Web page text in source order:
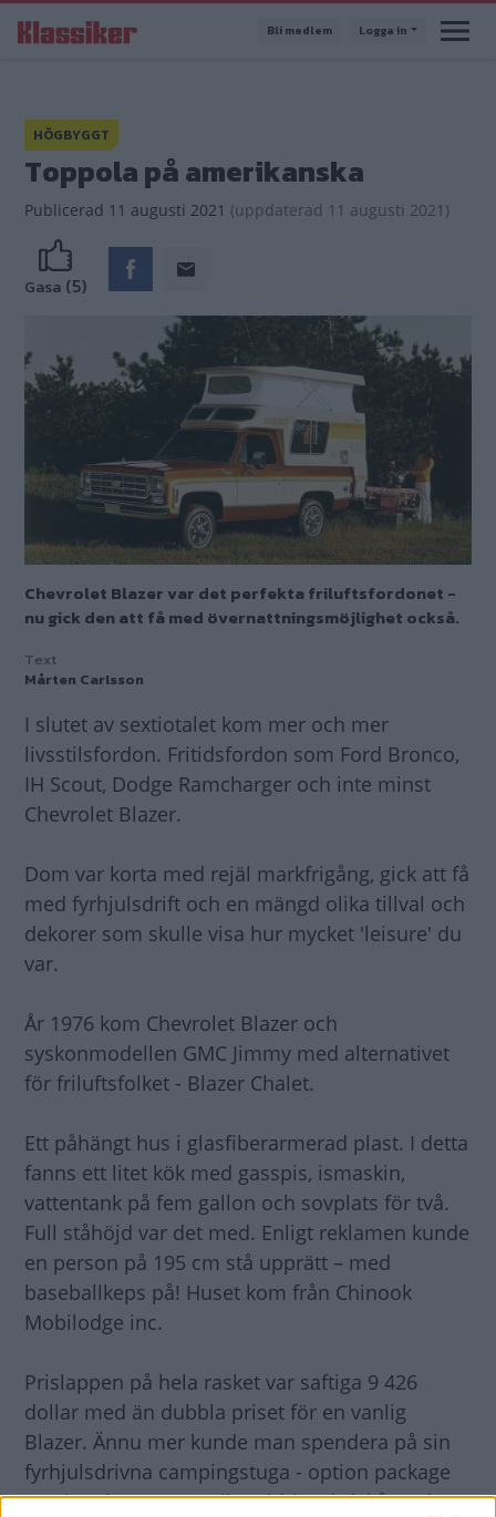
till
Bli medlem Logga in
HÖGBYGGT
Toppola på amerikanska
Publicerad 11 augusti 2021 (uppdaterad 11 augusti 2021)
Gasa (5)
Chevrolet Blazer var det perfekta friluftsfordonet -
nu gick den att få med övernattningsmöjlighet också.
Text
Mårten Carlsson
I slutet av sextiotalet kom mer och mer
livsstilsfordon. Fritidsfordon som Ford Bronco,
IH Scout, Dodge Ramcharger och inte minst
Chevrolet Blazer.
Dom var korta med rejäl markfrigång, gick att få
med fyrhjulsdrift och en mängd olika tillval och
dekorer som skulle visa hur mycket 'leisure' du
var.
År 1976 kom Chevrolet Blazer och
syskonmodellen GMC Jimmy med alternativet
för friluftsfolket - Blazer Chalet.
Ett påhängt hus i glasfiberarmerad plast. I detta
fanns ett litet kök med gasspis, ismaskin,
vattentank på fem gallon och sovplats för två.
Full ståhöjd var det med. Enligt reklamen kunde
en person på 195 cm stå upprätt – med
baseballkeps på! Huset kom från Chinook
Mobilodge inc.
Prislappen på hela rasket var saftiga 9 426
dollar med än dubbla priset för en vanlig
Blazer. Ännu mer kunde man spendera på sin
fyrhjulsdrivna campingstuga - option package
two innebar ett gas eller eldrivet kylskåp och